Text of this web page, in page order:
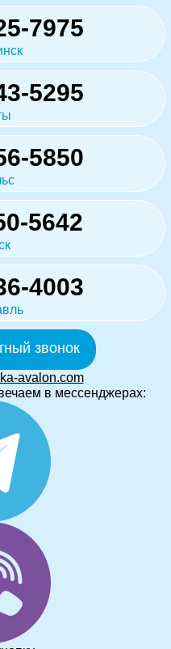
7975
5295
5850
5642
4003
звонок
avalon.com
в мессенджерах: